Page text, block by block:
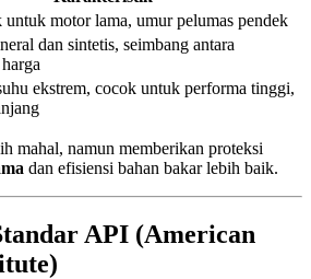
motor lama, umur pelumas pendek
dan sintetis, seimbang antara
ekstrem, cocok untuk performa tinggi,
mahal, namun memberikan proteksi
dan efisiensi bahan bakar lebih baik.
API (American